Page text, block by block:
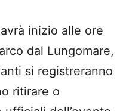
inizio alle ore
dal Lungomare,
si registreranno
ritirare o